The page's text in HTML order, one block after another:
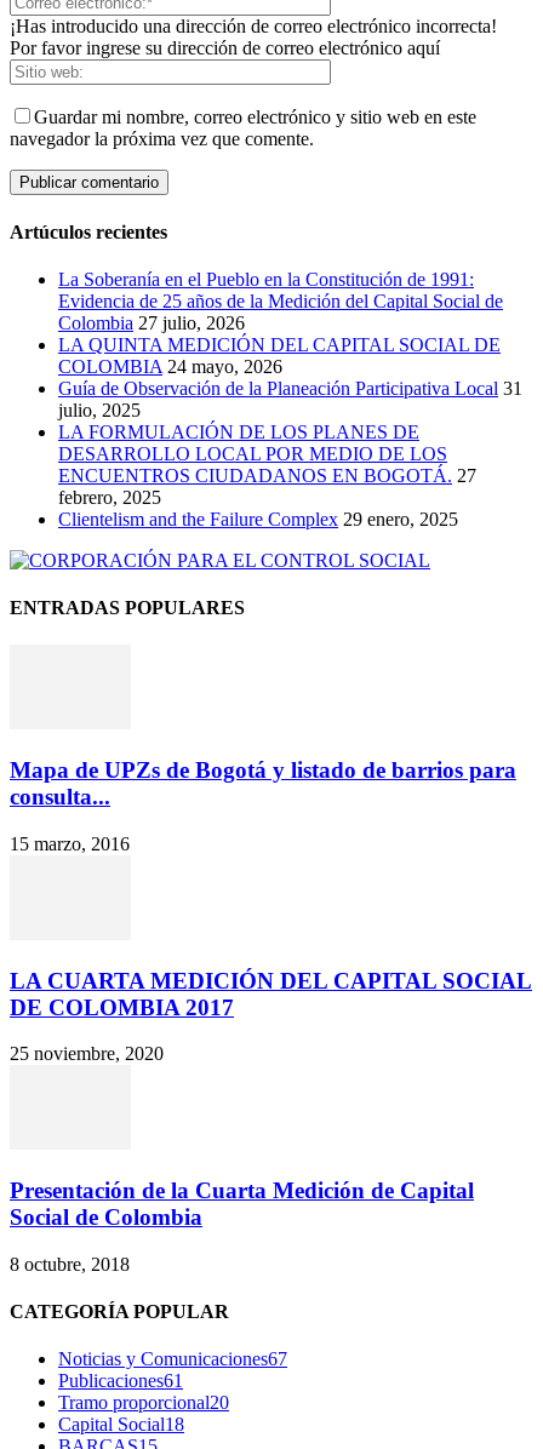
¡Has introducido una dirección de correo electrónico incorrecta!
Por favor ingrese su dirección de correo electrónico aquí
Guardar mi nombre, correo electrónico y sitio web en este
navegador la próxima vez que comente.
Artúculos recientes
La Soberanía en el Pueblo en la Constitución de 1991:
Evidencia de 25 años de la Medición del Capital Social de
Colombia 27 julio, 2026
LA QUINTA MEDICIÓN DEL CAPITAL SOCIAL DE
COLOMBIA 24 mayo, 2026
Guía de Observación de la Planeación Participativa Local 31
julio, 2025
LA FORMULACIÓN DE LOS PLANES DE
DESARROLLO LOCAL POR MEDIO DE LOS
ENCUENTROS CIUDADANOS EN BOGOTÁ. 27
febrero, 2025
Clientelism and the Failure Complex 29 enero, 2025
ENTRADAS POPULARES
Mapa de UPZs de Bogotá y listado de barrios para
consulta...
15 marzo, 2016
LA CUARTA MEDICIÓN DEL CAPITAL SOCIAL
DE COLOMBIA 2017
25 noviembre, 2020
Presentación de la Cuarta Medición de Capital
Social de Colombia
8 octubre, 2018
CATEGORÍA POPULAR
Noticias y Comunicaciones67
Publicaciones61
Tramo proporcional20
Capital Social18